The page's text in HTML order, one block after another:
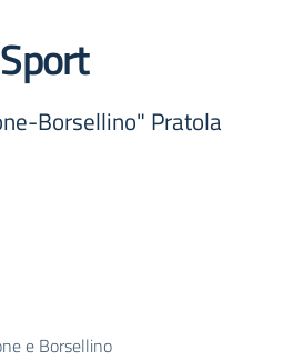
Borsellino" Pratola
e Borsellino